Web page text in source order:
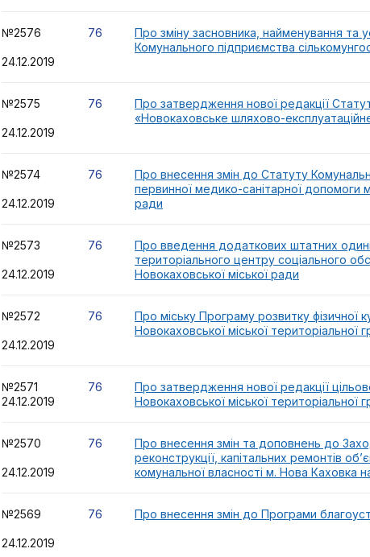
№2576
24.12.2019
76
Про зміну засновника, найменування та
Комунального підприємства
№2575
24.12.2019
76
Про затвердження нової редакції
«Новокаховське шляхово-
№2574
24.12.2019
76
Про внесення змін до Статуту
первинної медико-санітарної допомоги
ради
№2573
24.12.2019
76
Про введення додаткових штатних
територіального центру соціального
Новокаховської міської ради
№2572
24.12.2019
76
Про міську Програму розвитку фізичної
Новокаховської міської
№2571
24.12.2019
76
Про затвердження нової редакції
Новокаховської міської
№2570
24.12.2019
76
Про внесення змін та доповнень до
реконструкції, капітальних ремонтів
комунальної власності м. Нова Каховка
№2569
24.12.2019
76 Про внесення змін до Програми